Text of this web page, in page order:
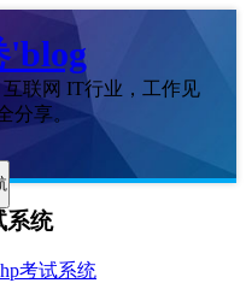
'blog
联网 IT行业，工作见
分享。
系统
考试系统